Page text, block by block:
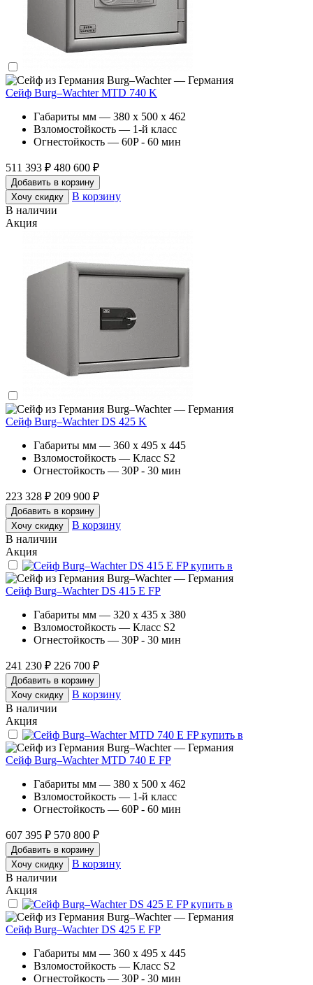
Burg–Wachter — Германия
Сейф Burg–Wachter MTD 740 K
Габариты мм — 380 x 500 x 462
Взломостойкость — 1-й класс
Огнестойкость — 60P - 60 мин
511 393 ₽ 480 600 ₽
Добавить в корзину
Хочу скидку
В корзину
В наличии
Акция
Burg–Wachter — Германия
Сейф Burg–Wachter DS 425 K
Габариты мм — 360 x 495 x 445
Взломостойкость — Класс S2
Огнестойкость — 30P - 30 мин
223 328 ₽ 209 900 ₽
Добавить в корзину
Хочу скидку
В корзину
В наличии
Акция
Burg–Wachter — Германия
Сейф Burg–Wachter DS 415 E FP
Габариты мм — 320 x 435 x 380
Взломостойкость — Класс S2
Огнестойкость — 30P - 30 мин
241 230 ₽ 226 700 ₽
Добавить в корзину
Хочу скидку
В корзину
В наличии
Акция
Burg–Wachter — Германия
Сейф Burg–Wachter MTD 740 E FP
Габариты мм — 380 x 500 x 462
Взломостойкость — 1-й класс
Огнестойкость — 60P - 60 мин
607 395 ₽ 570 800 ₽
Добавить в корзину
Хочу скидку
В корзину
В наличии
Акция
Burg–Wachter — Германия
Сейф Burg–Wachter DS 425 E FP
Габариты мм — 360 x 495 x 445
Взломостойкость — Класс S2
Огнестойкость — 30P - 30 мин